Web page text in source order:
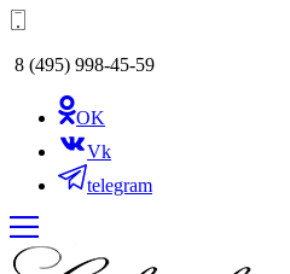
8 (495) 998-45-59
OK
Vk
telegram